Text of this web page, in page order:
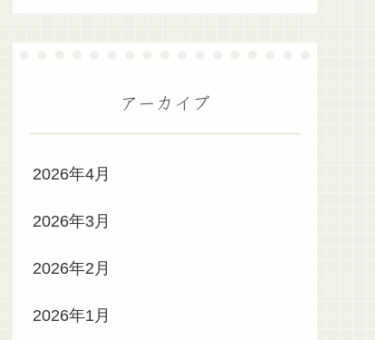
アーカイブ
2026年4月
2026年3月
2026年2月
2026年1月